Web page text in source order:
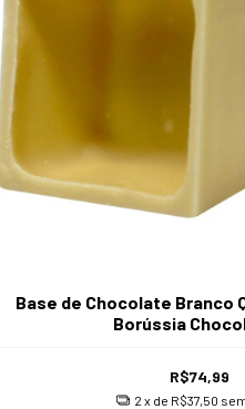
Base de Chocolate Branco
Borússia
R$74,99
2 x de R$37,50